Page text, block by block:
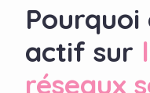
actif sur
réseaux